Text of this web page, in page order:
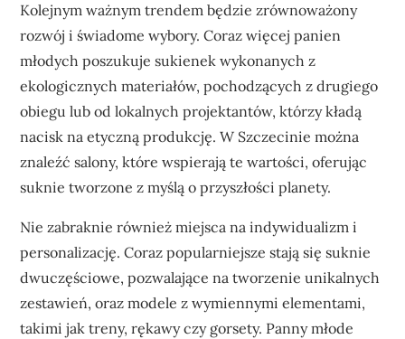
Kolejnym ważnym trendem będzie zrównoważony
rozwój i świadome wybory. Coraz więcej panien
młodych poszukuje sukienek wykonanych z
ekologicznych materiałów, pochodzących z drugiego
obiegu lub od lokalnych projektantów, którzy kładą
nacisk na etyczną produkcję. W Szczecinie można
znaleźć salony, które wspierają te wartości, oferując
suknie tworzone z myślą o przyszłości planety.
Nie zabraknie również miejsca na indywidualizm i
personalizację. Coraz popularniejsze stają się suknie
dwuczęściowe, pozwalające na tworzenie unikalnych
zestawień, oraz modele z wymiennymi elementami,
takimi jak treny, rękawy czy gorsety. Panny młode